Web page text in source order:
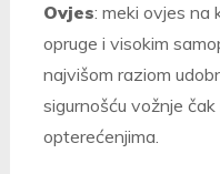
Ovjes: meki ovjes na
opruge i visokim
najvišom raziom
sigurnošću vožnje
opterećenjima.